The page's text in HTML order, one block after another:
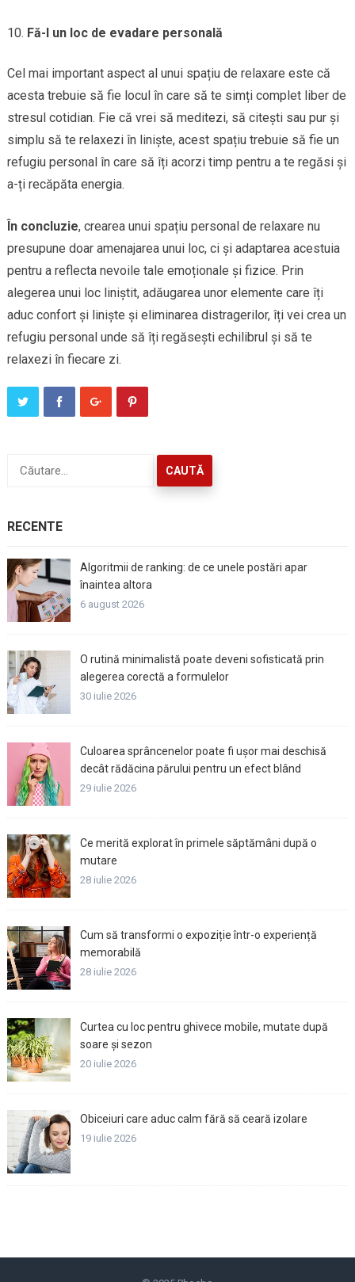
Fă-l un loc de evadare personală
Cel mai important aspect al unui spațiu de relaxare este că
acesta trebuie să fie locul în care să te simți complet liber de
stresul cotidian. Fie că vrei să meditezi, să citești sau pur și
simplu să te relaxezi în liniște, acest spațiu trebuie să fie un
refugiu personal în care să îți acorzi timp pentru a te regăsi și
a-ți recăpăta energia.
În concluzie, crearea unui spațiu personal de relaxare nu
presupune doar amenajarea unui loc, ci și adaptarea acestuia
pentru a reflecta nevoile tale emoționale și fizice. Prin
alegerea unui loc liniștit, adăugarea unor elemente care îți
aduc confort și liniște și eliminarea distragerilor, îți vei crea un
refugiu personal unde să îți regăsești echilibrul și să te
relaxezi în fiecare zi.
după:
RECENTE
Algoritmii de ranking: de ce unele postări apar
înaintea altora
6 august 2026
O rutină minimalistă poate deveni sofisticată prin
alegerea corectă a formulelor
30 iulie 2026
Culoarea sprâncenelor poate fi ușor mai deschisă
decât rădăcina părului pentru un efect blând
29 iulie 2026
Ce merită explorat în primele săptămâni după o
mutare
28 iulie 2026
Cum să transformi o expoziție într-o experiență
memorabilă
28 iulie 2026
Curtea cu loc pentru ghivece mobile, mutate după
soare și sezon
20 iulie 2026
Obiceiuri care aduc calm fără să ceară izolare
19 iulie 2026